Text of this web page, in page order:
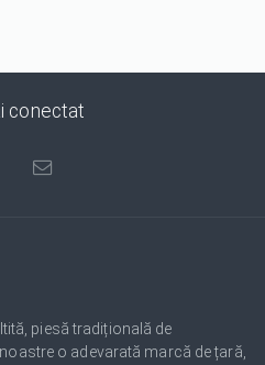
conectat
piesă tradițională de
o adevarată marcă de țară,